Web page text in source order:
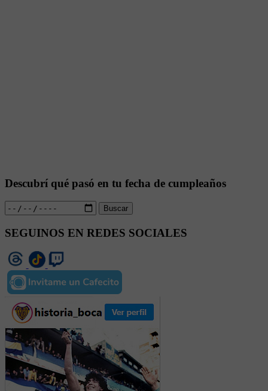
Descubrí qué pasó en tu fecha de cumpleaños
Buscar
SEGUINOS EN REDES SOCIALES